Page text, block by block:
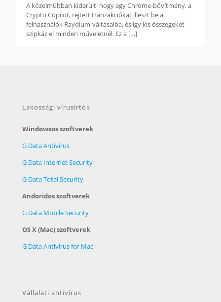
A közelmúltban kiderült, hogy egy Chrome-bővítmény, a
Crypto Copilot, rejtett tranzakciókat illeszt be a
felhasználók Raydium-váltásaiba, és így kis összegeket
szipkáz el minden műveletnél. Ez a […]
Lakossági vírusirtók
Windowsos szoftverek
G Data Antivirus
G Data Internet Security
G Data Total Security
Andoridos szoftverek
G Data Mobile Security
OS X (Mac) szoftverek
G Data Antivirus for Mac
Vállalati antivírus